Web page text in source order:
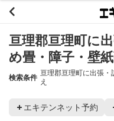
亘理郡亘理町に
め畳・障子・壁
検索条件
亘理郡亘理町に出張・
え
エキテンネット予約